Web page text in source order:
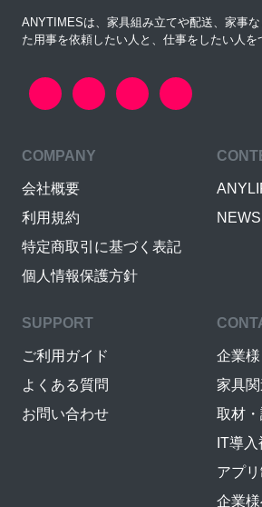
ANYTIMESは、家具組み立てや配送、家事
た用事を依頼したい人と、仕事をしたい人を
COMPANY
会社概要
利用規約
特定商取引に基づく表記
個人情報保護方針
NEWS
SUPPORT
ご利用ガイド
よくある質問
お問い合わせ
企業
家具
取材
IT導
アプ
企業